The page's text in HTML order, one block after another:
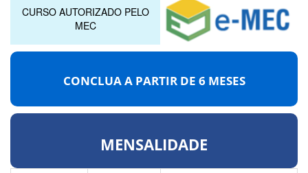
CURSO AUTORIZADO PELO
MEC
CONCLUA A PARTIR DE 6 MESES
MENSALIDADE